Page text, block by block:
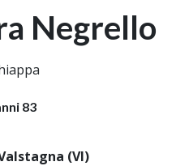
Negrello
83
(VI)